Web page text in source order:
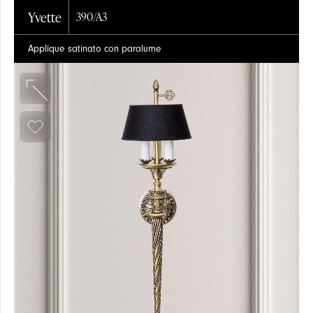
Yvette 390/A3
Applique satinato con paralume